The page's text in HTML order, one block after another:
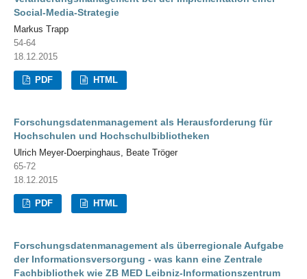
Social-Media-Strategie
Markus Trapp
54-64
18.12.2015
PDF HTML
Forschungsdatenmanagement als Herausforderung für
Hochschulen und Hochschulbibliotheken
Ulrich Meyer-Doerpinghaus, Beate Tröger
65-72
18.12.2015
PDF HTML
Forschungsdatenmanagement als überregionale Aufgabe
der Informationsversorgung - was kann eine Zentrale
Fachbibliothek wie ZB MED Leibniz-Informationszentrum